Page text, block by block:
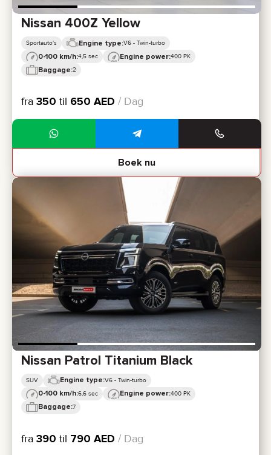
Nissan 400Z Yellow
Sportauto's Engine type:V6 - Twin-turbo
0-100 km/h:4,5 sec Engine power:400 PK
Baggage:2
fra 350 til 650 AED / Dag
Boek nu
Nissan Patrol Titanium Black
SUV Engine type:V6 - Twin-turbo
0-100 km/h:6,6 sec Engine power:400 PK
Baggage:7
fra 390 til 790 AED / Dag